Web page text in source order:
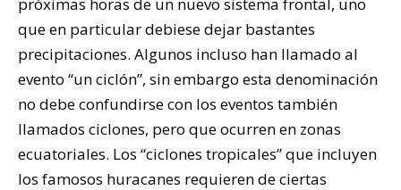
que en particular debiese dejar bastantes
precipitaciones. Algunos incluso han llamado al
evento “un ciclón”, sin embargo esta denominación
no debe confundirse con los eventos también
llamados ciclones, pero que ocurren en zonas
ecuatoriales. Los “ciclones tropicales” que incluyen
los famosos huracanes requieren de ciertas